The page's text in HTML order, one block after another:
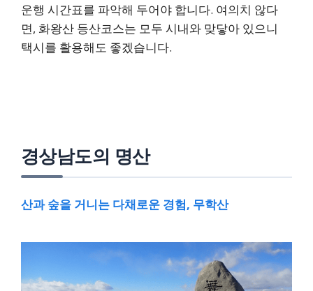
운행 시간표를 파악해 두어야 합니다. 여의치 않다
면, 화왕산 등산코스는 모두 시내와 맞닿아 있으니
택시를 활용해도 좋겠습니다.
경상남도의 명산
산과 숲을 거니는 다채로운 경험, 무학산